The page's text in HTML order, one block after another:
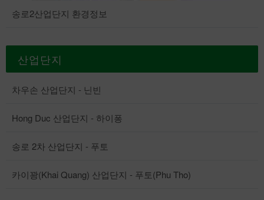
송로2산업단지 환경정보
산업단지
차우손 산업단지 - 닌빈
Hong Duc 산업단지 - 하이퐁
송로 2차 산업단지 - 푸토
카이꽝(Khai Quang) 산업단지 - 푸토(Phu Tho)